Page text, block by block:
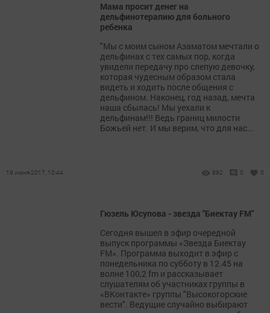
Мама просит денег на
дельфинотерапию для больного
ребенка
"Мы с моим сыном Азаматом мечтали о
дельфинах с тех самых пор, когда
увидели передачу про слепую девочку,
которая чудесным образом стала
видеть и ходить после общения с
дельфином. Наконец, год назад, мечта
наша сбылась! Мы уехали к
дельфинам!!! Ведь границ милости
Божьей нет. И мы верим, что для нас...
19 июня 2017, 10:44 892 0 0
Гюзель Юсупова - звезда "Биектау FM"
Сегодня вышел в эфир очередной
выпуск программы «Звезда Биектау
FM». Программа выходит в эфир с
понедельника по субботу в 12.45 на
волне 100,2 fm и рассказывает
слушателям об участниках группы в
«ВКонтакте» группы "Высокогорские
вести". Ведущие случайно выбирают